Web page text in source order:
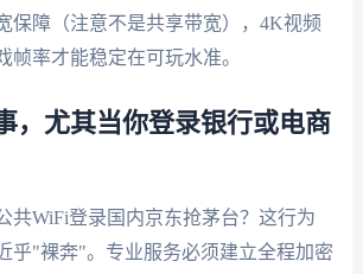
保障（注意不是共享带宽），4K视频
帧率才能稳定在可玩水准。
，尤其当你登录银行或电商
共WiFi登录国内京东抢茅台？这行为
乎"裸奔"。专业服务必须建立全程加密